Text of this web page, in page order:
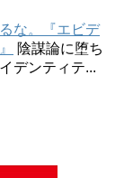
な。『エビデ
陰謀論に堕ち
デンティテ...